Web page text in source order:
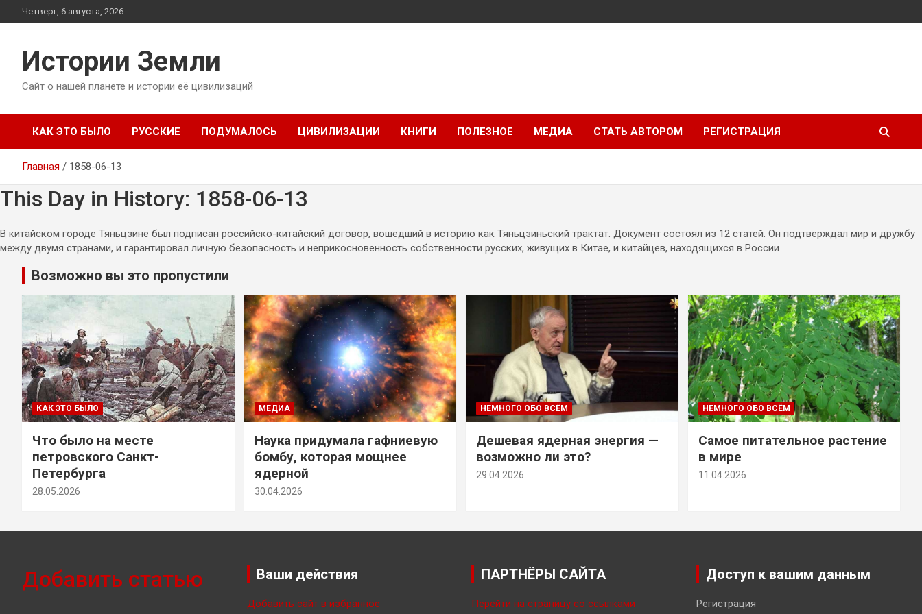
Перейти
к
Четверг, 6 августа, 2026
Истории Земли
Сайт о нашей планете и истории её цивилизаций
КАК ЭТО БЫЛО РУССКИЕ ПОДУМАЛОСЬ ЦИВИЛИЗАЦИИ КНИГИ ПОЛЕЗНОЕ МЕДИА СТАТЬ АВТОРОМ РЕГИСТРАЦИЯ
Главная 1858-06-13
This Day in History: 1858-06-13
В китайском городе Тяньцзине был подписан российско-китайский договор, вошедший в историю как Тяньцзиньский трактат. Документ состоял из 12 статей. Он подтверждал мир и дружбу
между двумя странами, и гарантировал личную безопасность и неприкосновенность собственности русских, живущих в Китае, и китайцев, находящихся в России
Возможно вы это пропустили
КАК ЭТО БЫЛО
Что было на месте
петровского Санкт-
Петербурга
28.05.2026
МЕДИА
Наука придумала гафниевую
бомбу, которая мощнее
ядерной
30.04.2026
НЕМНОГО ОБО ВСЁМ
Дешевая ядерная энергия —
возможно ли это?
29.04.2026
НЕМНОГО ОБО ВСЁМ
Самое питательное растение
в мире
11.04.2026
Добавить статью Ваши действия
Добавить сайт в избранное
ПАРТНЁРЫ САЙТА
Перейти на страницу со ссылками
Доступ к вашим данным
Регистрация